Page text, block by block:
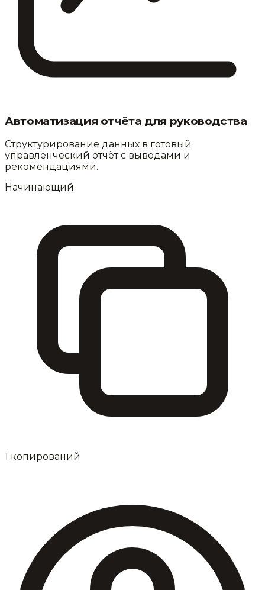
Автоматизация отчёта для руководства
Структурирование данных в готовый
управленческий отчёт с выводами и
рекомендациями.
Начинающий
1 копирований